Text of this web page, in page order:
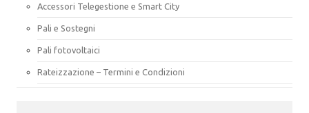
Accessori Telegestione e Smart City
Pali e Sostegni
Pali fotovoltaici
Rateizzazione – Termini e Condizioni